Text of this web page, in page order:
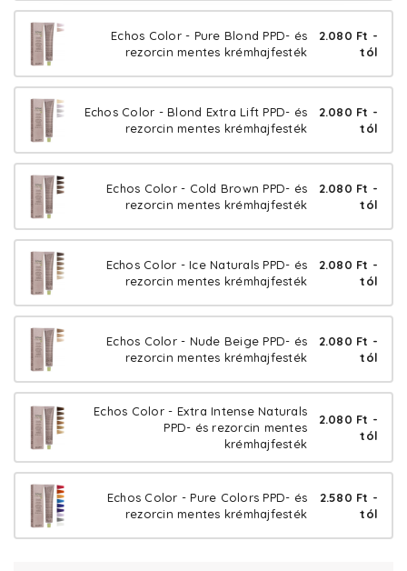
Echos Color - Pure Blond PPD- és
rezorcin mentes krémhajfesték
2.080 Ft -
tól
Echos Color - Blond Extra Lift PPD- és
rezorcin mentes krémhajfesték
2.080 Ft -
tól
Echos Color - Cold Brown PPD- és
rezorcin mentes krémhajfesték
2.080 Ft -
tól
Echos Color - Ice Naturals PPD- és
rezorcin mentes krémhajfesték
2.080 Ft -
tól
Echos Color - Nude Beige PPD- és
rezorcin mentes krémhajfesték
2.080 Ft -
tól
Echos Color - Extra Intense Naturals
PPD- és rezorcin mentes
krémhajfesték
2.080 Ft -
tól
Echos Color - Pure Colors PPD- és
rezorcin mentes krémhajfesték
2.580 Ft -
tól